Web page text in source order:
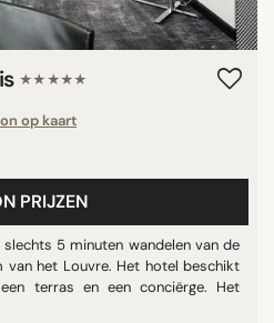
★★★★★
op kaart
PRIJZEN
5 minuten wandelen van de
van het Louvre. Het hotel beschikt
terras en een conciërge. Het